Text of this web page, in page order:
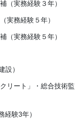
（実務経験３年）
実務経験５年）
（実務経験５年）
設）
リート」・総合技術監
経験3年）